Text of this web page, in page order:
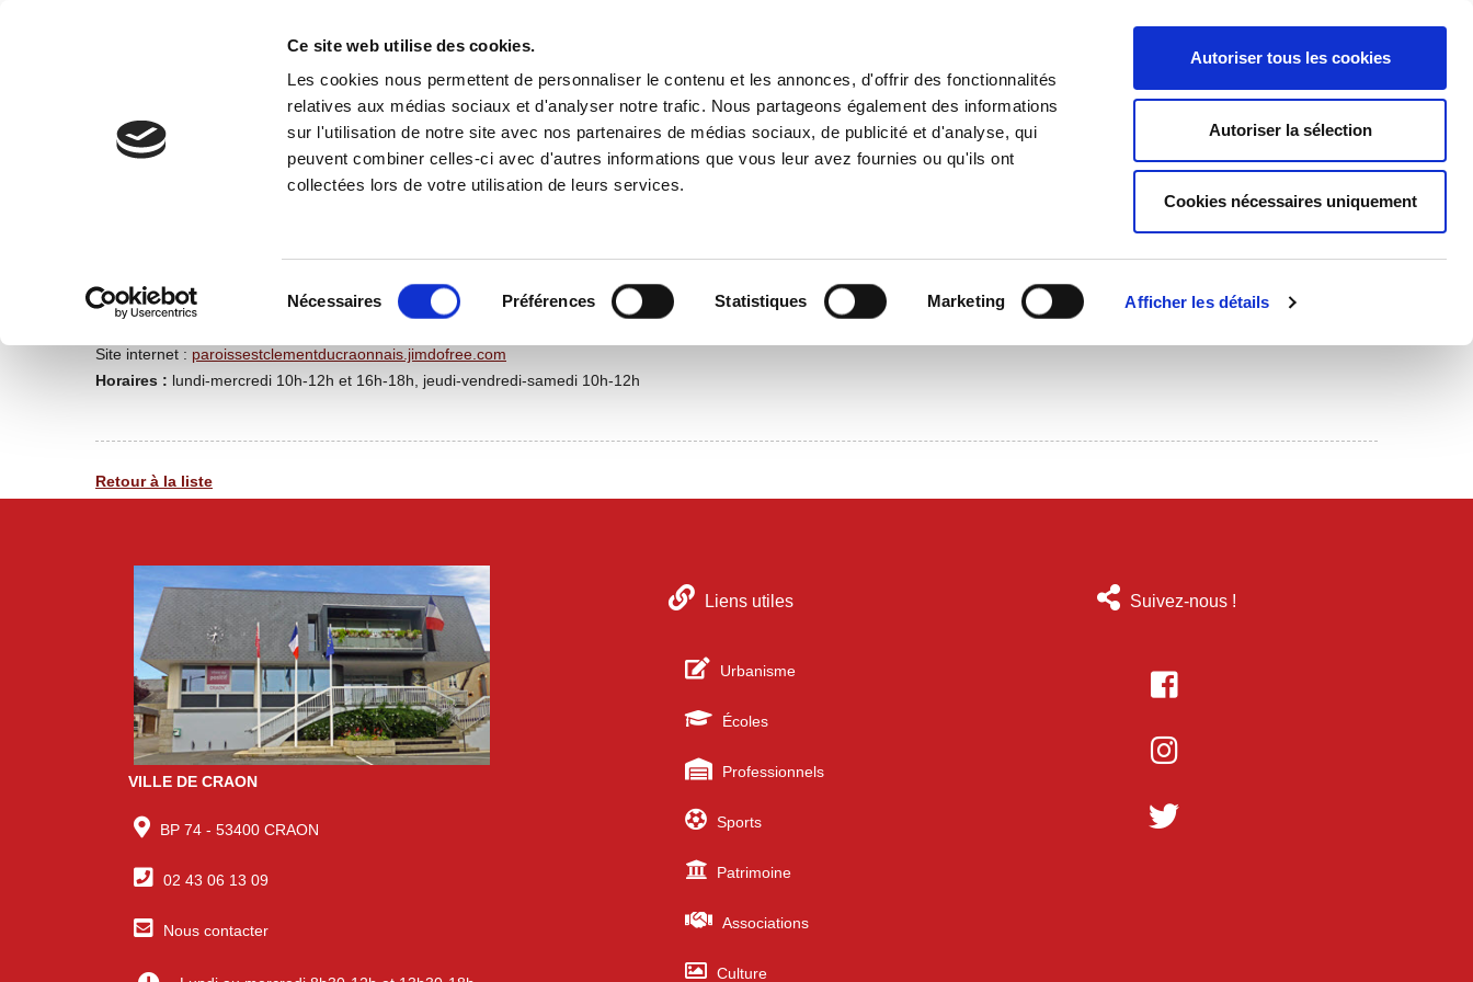
Ce site web utilise des cookies.
Les cookies nous permettent de personnaliser le contenu et les annonces, d'offrir des fonctionnalités
relatives aux médias sociaux et d'analyser notre trafic. Nous partageons également des informations
sur l'utilisation de notre site avec nos partenaires de médias sociaux, de publicité et d'analyse, qui
peuvent combiner celles-ci avec d'autres informations que vous leur avez fournies ou qu'ils ont
collectées lors de votre utilisation de leurs services.
du
Nécessaires Préférences Statistiques Marketing Afficher les détails
Autoriser tous les cookies
Autoriser la sélection
Cookies nécessaires uniquement
PRATIQUE TOURISME-PATRIMOINE CULTURE ÉCONOMIE ASSOCIATIONS-SPORTS ENFANCE-JEUNESSE
Téléphone : 02 43 06 10 54
Site internet : paroissestclementducraonnais.jimdofree.com
Horaires : lundi-mercredi 10h-12h et 16h-18h, jeudi-vendredi-samedi 10h-12h
Retour à la liste
VILLE DE CRAON
BP 74 - 53400 CRAON
02 43 06 13 09
Nous contacter
Liens utiles
Urbanisme
Écoles
Professionnels
Sports
Patrimoine
Associations
Culture
Suivez-nous !